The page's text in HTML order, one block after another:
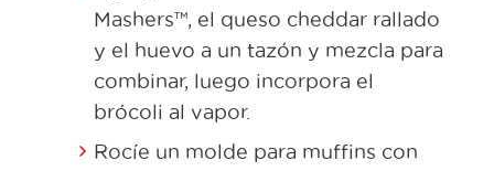
Mashers™, el queso cheddar rallado
y el huevo a un tazón y mezcla para
combinar, luego incorpora el
brócoli al vapor.
Rocíe un molde para muffins con